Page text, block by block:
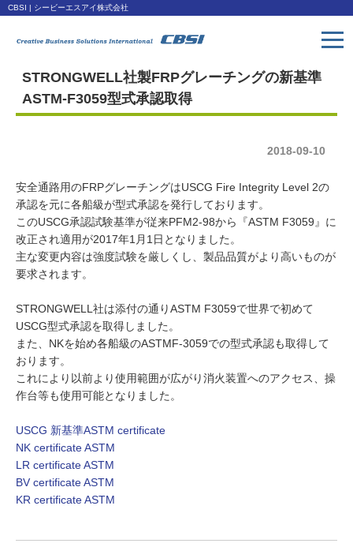
CBSI | シービーエスアイ株式会社
トップページ
Toppage
会社概要
Company
ダウンロード
アクセス
Access
Recruit
STRONGWELL社製FRPグレーチングの新基準
ASTM-F3059型式承認取得
2018-09-10
安全通路用のFRPグレーチングはUSCG Fire Integrity Level 2の
承認を元に各船級が型式承認を発行しております。
このUSCG承認試験基準が従来PFM2-98から『ASTM F3059』に
改正され適用が2017年1月1日となりました。
主な変更内容は強度試験を厳しくし、製品品質がより高いものが
要求されます。
STRONGWELL社は添付の通りASTM F3059で世界で初めて
USCG型式承認を取得しました。
また、NKを始め各船級のASTMF-3059での型式承認も取得して
おります。
これにより以前より使用範囲が広がり消火装置へのアクセス、操
作台等も使用可能となりました。
USCG 新基準ASTM certificate
NK certificate ASTM
LR certificate ASTM
BV certificate ASTM
KR certificate ASTM